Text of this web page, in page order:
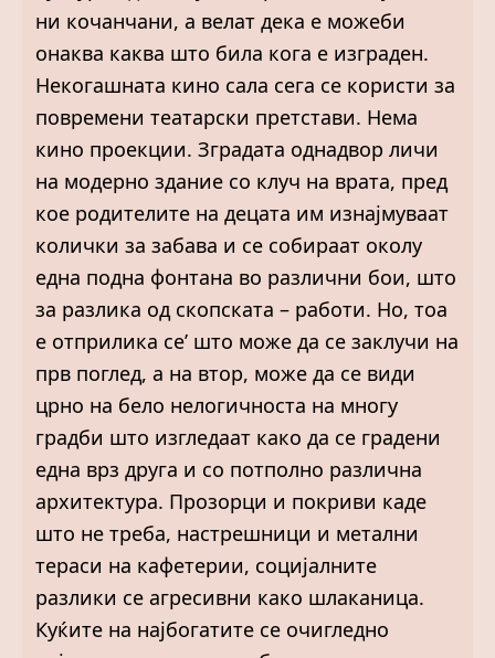
ни кочанчани, а велат дека е можеби
онаква каква што била кога е изграден.
Некогашната кино сала сега се користи за
повремени театарски претстави. Нема
кино проекции. Зградата однадвор личи
на модерно здание со клуч на врата, пред
кое родителите на децата им изнајмуваат
колички за забава и се собираат околу
една подна фонтана во различни бои, што
за разлика од скопската – работи. Но, тоа
е отприлика се’ што може да се заклучи на
прв поглед, а на втор, може да се види
црно на бело нелогичноста на многу
градби што изгледаат како да се градени
една врз друга и со потполно различна
архитектура. Прозорци и покриви каде
што не треба, настрешници и метални
тераси на кафетерии, социјалните
разлики се агресивни како шлаканица.
Куќите на најбогатите се очигледно